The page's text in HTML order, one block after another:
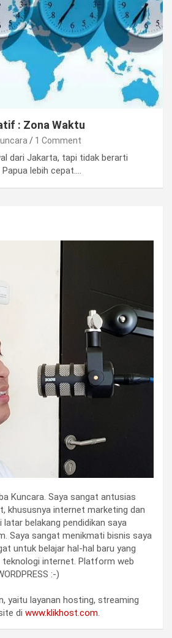
: Zona Waktu
1 Comment
dari Jakarta, tapi tidak berarti
lebih cepat.…
Kuncara. Saya sangat antusias
khususnya internet marketing dan
belakang pendidikan saya
Saya sangat menikmati bisnis saya
untuk belajar hal-hal baru yang
teknologi internet. Platform web
:-)
yaitu layanan hosting, streaming
di www.klikhost.com.